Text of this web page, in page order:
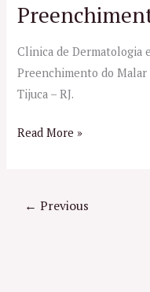
Clinica de Dermatologia
Preenchimento do Malar
Tijuca – RJ.
Read More »
← Previous